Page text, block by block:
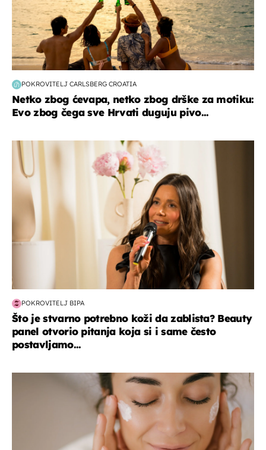
POKROVITELJ CARLSBERG CROATIA
Netko zbog ćevapa, netko zbog drške za motiku:
Evo zbog čega sve Hrvati duguju pivo...
moda & ljepota
POKROVITELJ BIPA
Što je stvarno potrebno koži da zablista? Beauty
panel otvorio pitanja koja si i same često
postavljamo...
moda & ljepota